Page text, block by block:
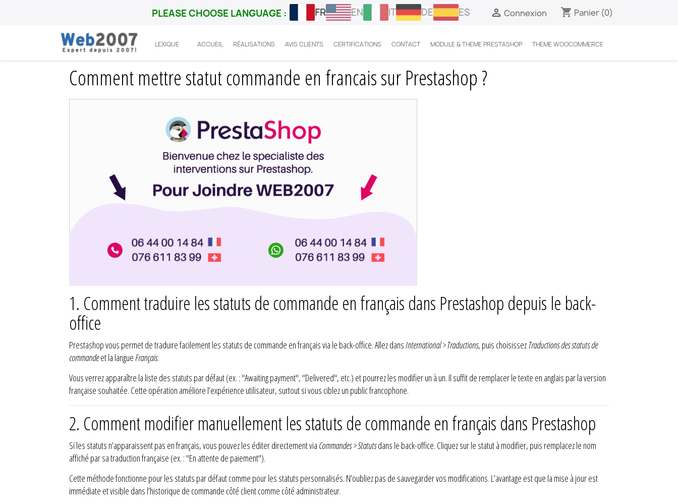
PLEASE CHOOSE LANGUAGE : FR EN IT DE ES  Connexion shopping_cart Panier (0)
LEXIQUE ACCUEIL RÉALISATIONS AVIS CLIENTS CERTIFICATIONS CONTACT MODULE & THEME PRESTASHOP THEME WOOCOMMERCE
Accueil Prestashop
Comment mettre statut commande en francais sur Prestashop ?
1. Comment traduire les statuts de commande en français dans Prestashop depuis le back-
office
Prestashop vous permet de traduire facilement les statuts de commande en français via le back-office. Allez dansInternational > Traductions, puis choisissezTraductions des statuts de
commandeet la langueFrançais.
Vous verrez apparaître la liste des statuts par défaut (ex. : "Awaiting payment", "Delivered", etc.) et pourrez les modifier un à un. Il suffit de remplacer le texte en anglais par la version
française souhaitée. Cette opération améliore l’expérience utilisateur, surtout si vous ciblez un public francophone.
2. Comment modifier manuellement les statuts de commande en français dans Prestashop
Si les statuts n’apparaissent pas en français, vous pouvez les éditer directement via Commandes > Statutsdans le back-office. Cliquez sur le statut à modifier, puis remplacez le nom
affiché par sa traduction française (ex. : "En attente de paiement").
Cette méthode fonctionne pour les statuts par défaut comme pour les statuts personnalisés. N’oubliez pas de sauvegarder vos modifications. L’avantage est que la mise à jour est
immédiate et visible dans l’historique de commande côté client comme côté administrateur.